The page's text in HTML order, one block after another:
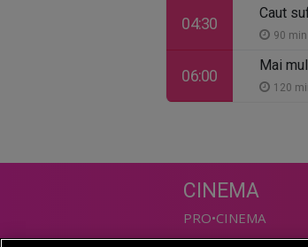
04:30
Caut
90 min
06:00
Mai
120
CINEMA
PRO•CINEMA